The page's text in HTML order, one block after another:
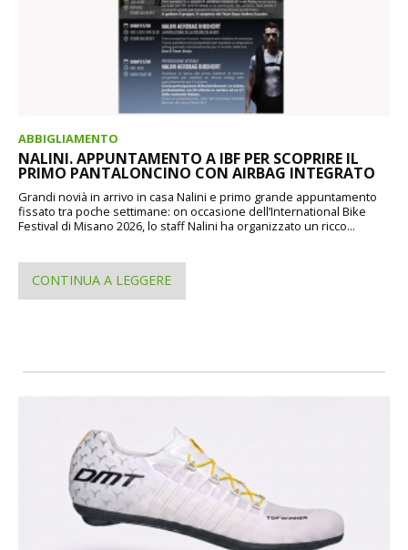
ABBIGLIAMENTO
NALINI. APPUNTAMENTO A IBF PER SCOPRIRE IL
PRIMO PANTALONCINO CON AIRBAG INTEGRATO
Grandi novià in arrivo in casa Nalini e primo grande appuntamento
fissato tra poche settimane: on occasione dell’International Bike
Festival di Misano 2026, lo staff Nalini ha organizzato un ricco...
CONTINUA A LEGGERE